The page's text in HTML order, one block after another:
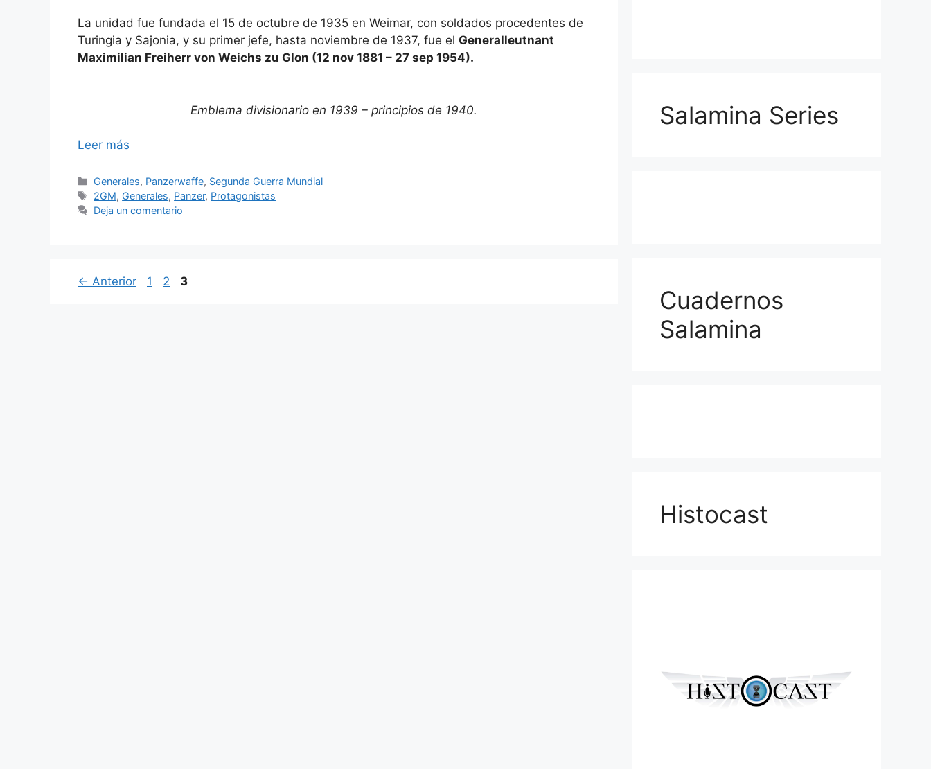
La unidad fue fundada el 15 de octubre de 1935 en Weimar, con soldados procedentes de
Turingia y Sajonia, y su primer jefe, hasta noviembre de 1937, fue el Generalleutnant
Maximilian Freiherr von Weichs zu Glon (12 nov 1881 – 27 sep 1954).
Emblema divisionario en 1939 – principios de 1940.
Leer más
Categorías
Generales, Panzerwaffe, Segunda Guerra Mundial
Etiquetas
2GM, Generales, Panzer, Protagonistas
Deja un comentario
← Anterior Página
1 Página
2 Página
3
Salamina Series
Cuadernos
Salamina
Histocast